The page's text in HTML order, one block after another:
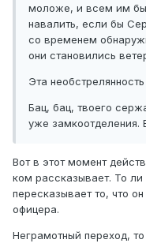
моложе, и всем им
навалить, если бы
со временем
они становились
Эта
Бац, бац, твоего
уже замкоотделения.
Вот в этот момент
ком рассказывает. То
пересказывает то, что
офицера.
Неграмотный переход,